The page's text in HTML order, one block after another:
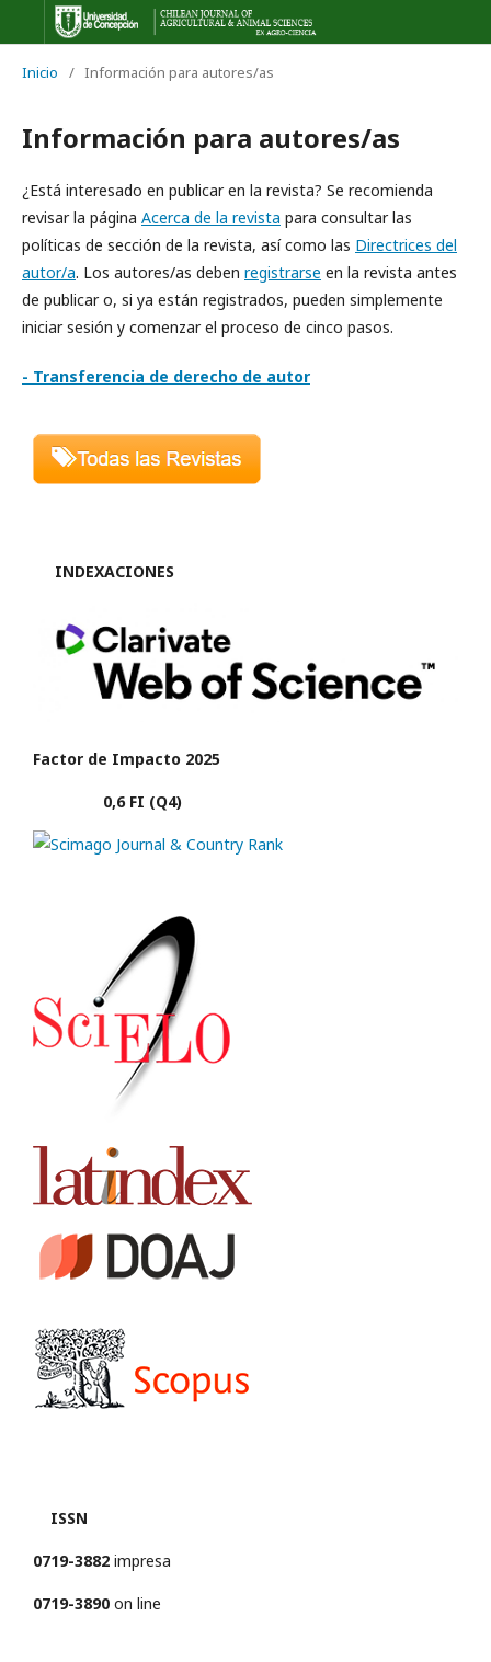
Inicio / Información para autores/as
Información para autores/as
¿Está interesado en publicar en la revista? Se recomienda
revisar la página Acerca de la revista para consultar las
políticas de sección de la revista, así como las Directrices del
autor/a. Los autores/as deben registrarse en la revista antes
de publicar o, si ya están registrados, pueden simplemente
iniciar sesión y comenzar el proceso de cinco pasos.
- Transferencia de derecho de autor
INDEXACIONES
Factor de Impacto 2025
0,6 FI (Q4)
ISSN
0719-3882 impresa
0719-3890 on line